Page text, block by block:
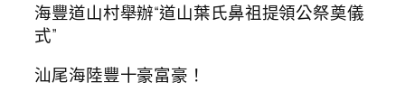
海豐道山村舉辦“道山葉氏鼻祖提領公祭奠儀
式”
汕尾海陸豐十豪富豪！